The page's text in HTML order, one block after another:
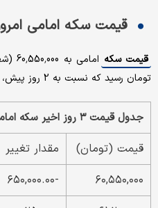
قیمت سکه امامی
قیمت سکه
تومان رسید که نسبت به 2 روز پیش، کاهش ۱.۰۸ درصدی داشته است.
جدول قیمت ۳ روز اخیر سکه امامی
قیمت (تومان) مقدار تغییر
۶۰,۵۵۰,۰۰۰
-۶۵۰,۰۰۰.۰۰